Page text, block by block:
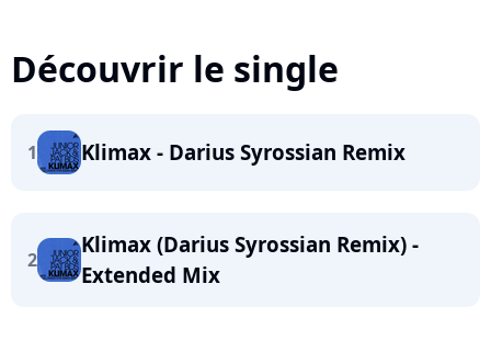
Découvrir le single
1 Klimax - Darius Syrossian Remix
2
Klimax (Darius Syrossian Remix) -
Extended Mix